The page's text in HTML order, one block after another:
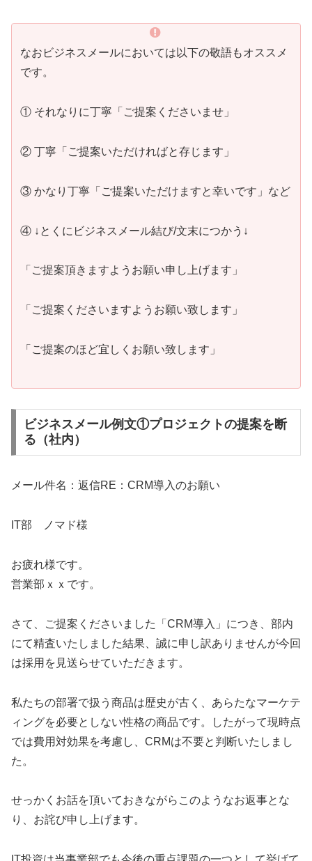
なおビジネスメールにおいては以下の敬語もオススメ
です。
① それなりに丁寧「ご提案くださいませ」
② 丁寧「ご提案いただければと存じます」
③ かなり丁寧「ご提案いただけますと幸いです」など
④ ↓とくにビジネスメール結び/文末につかう↓
「ご提案頂きますようお願い申し上げます」
「ご提案くださいますようお願い致します」
「ご提案のほど宜しくお願い致します」
ビジネスメール例文①プロジェクトの提案を断
る（社内）
メール件名：返信RE：CRM導入のお願い
IT部 ノマド様
お疲れ様です。
営業部ｘｘです。
さて、ご提案くださいました「CRM導入」につき、部内
にて精査いたしました結果、誠に申し訳ありませんが今回
は採用を見送らせていただきます。
私たちの部署で扱う商品は歴史が古く、あらたなマーケテ
ィングを必要としない性格の商品です。したがって現時点
では費用対効果を考慮し、CRMは不要と判断いたしまし
た。
せっかくお話を頂いておきながらこのようなお返事とな
り、お詫び申し上げます。